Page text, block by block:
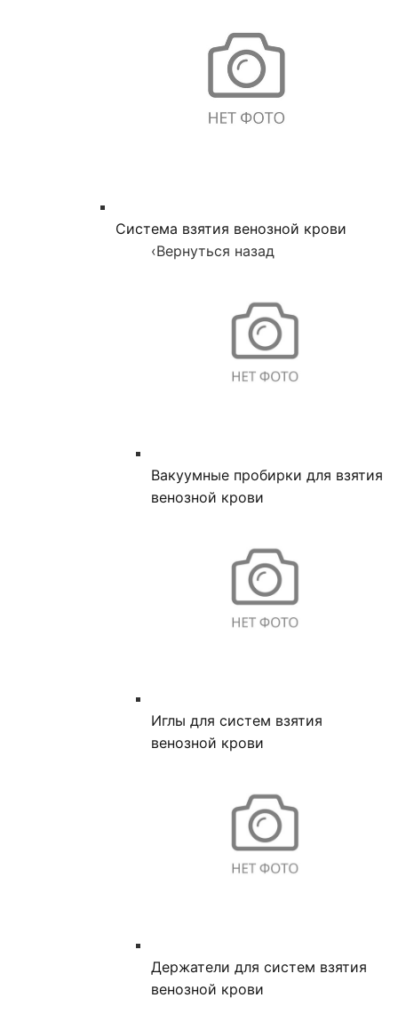
Система взятия венозной крови
‹Вернуться назад
Вакуумные пробирки для взятия
венозной крови
Иглы для систем взятия
венозной крови
Держатели для систем взятия
венозной крови